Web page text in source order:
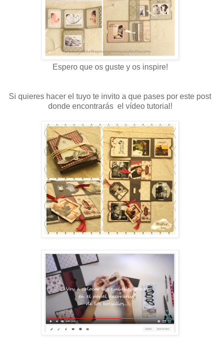
Espero que os guste y os inspire!
Si quieres hacer el tuyo te invito a que pases por este post
donde encontrarás el vídeo tutorial!